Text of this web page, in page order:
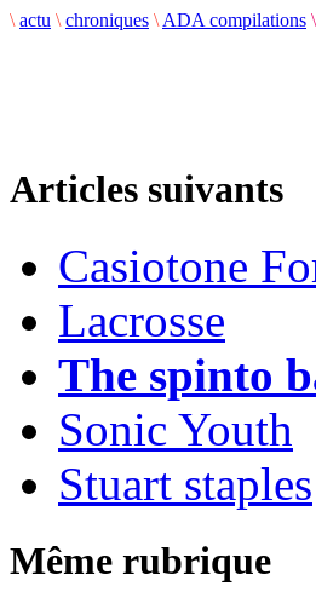
\ actu \ chroniques \ ADA compilations \
Articles suivants
Casiotone
Lacrosse
The spinto
Sonic Youth
Stuart staples
Même rubrique